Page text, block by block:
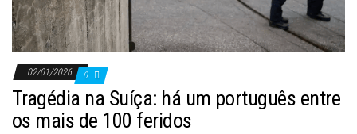
02/01/2026 0
Tragédia na Suíça: há um português entre
os mais de 100 feridos